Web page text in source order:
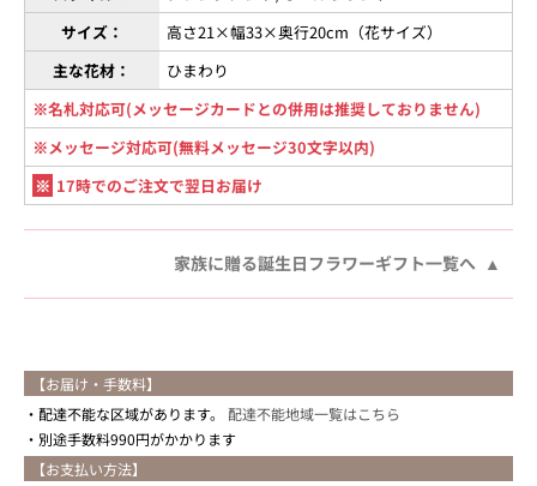
サイズ：
高さ21×幅33×奥行20cm（花サイズ）
主な花材：
ひまわり
※名札対応可(メッセージカードとの併用は推奨しておりません)
※メッセージ対応可(無料メッセージ30文字以内)
※ 17時でのご注文で翌日お届け
家族に贈る誕生日フラワーギフト一覧へ
【お届け・手数料】
配達不能な区域があります。 配達不能地域一覧はこちら
別途手数料990円がかかります
【お支払い方法】